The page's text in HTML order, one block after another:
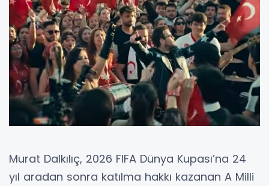
Murat Dalkılıç, 2026 FIFA Dünya Kupası’na 24
yıl aradan sonra katılma hakkı kazanan A Milli